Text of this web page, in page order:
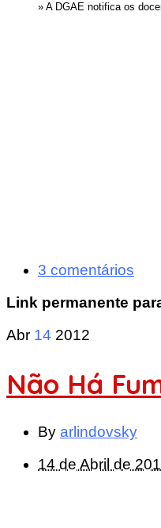
» A DGAE notifica os
3 comentários
Link permanente
Abr 14 2012
Não Há
By arlindovsky
14 de Abril de